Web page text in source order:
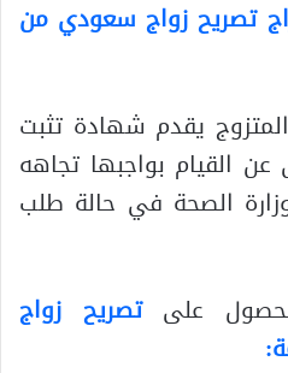
تصريح زواج سعودي من
يقدم شهادة تثبت
القيام بواجبها تجاهه
الصحة في حالة طلب
علىتصريح زواج